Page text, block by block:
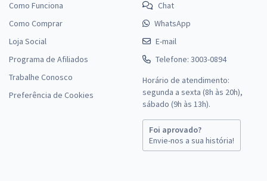
Como Funciona
Como Comprar
Loja Social
Programa de Afiliados
Trabalhe Conosco
Preferência de Cookies
Chat
WhatsApp
E-mail
Telefone: 3003-0894
Horário de atendimento:
segunda a sexta (8h às 20h),
sábado (9h às 13h).
Foi aprovado?
Envie-nos a sua história!